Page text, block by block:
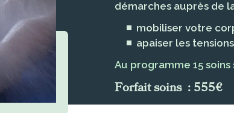
démarches auprès de
mobiliser votre
apaiser les
Au programme 15 soins
Forfait soins : 555€